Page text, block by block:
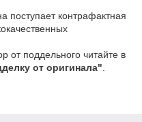
поступает контрафактная
от поддельного читайте в
от оригинала"